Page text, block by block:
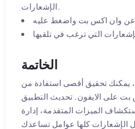
الإشعارات.
الخاتمة
يمكنك تحقيق أقصى استفادة من
على الايفون. تحديث التطبيق
الميزات المتقدمة، إدارة
الإشعارات كلها عوامل تساعدك